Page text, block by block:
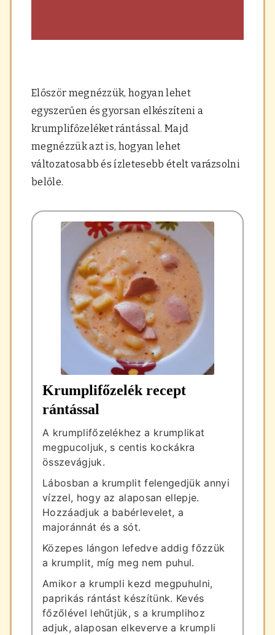
Először megnézzük, hogyan lehet
egyszerűen és gyorsan elkészíteni a
krumplifőzeléket rántással. Majd
megnézzük azt is, hogyan lehet
változatosabb és ízletesebb ételt varázsolni
belőle.
Krumplifőzelék recept
rántással
A krumplifőzelékhez a krumplikat
megpucoljuk, s centis kockákra
összevágjuk.
Lábosban a krumplit felengedjük annyi
vízzel, hogy az alaposan ellepje.
Hozzáadjuk a babérlevelet, a
majoránnát és a sót.
Közepes lángon lefedve addig főzzük
a krumplit, míg meg nem puhul.
Amikor a krumpli kezd megpuhulni,
paprikás rántást készítünk. Kevés
főzőlével lehűtjük, s a krumplihoz
adjuk, alaposan elkeverve a krumpli